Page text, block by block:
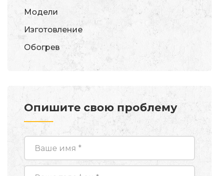
Модели
Изготовление
Обогрев
Опишите свою проблему